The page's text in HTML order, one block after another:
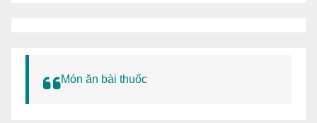
Món ăn bài thuốc